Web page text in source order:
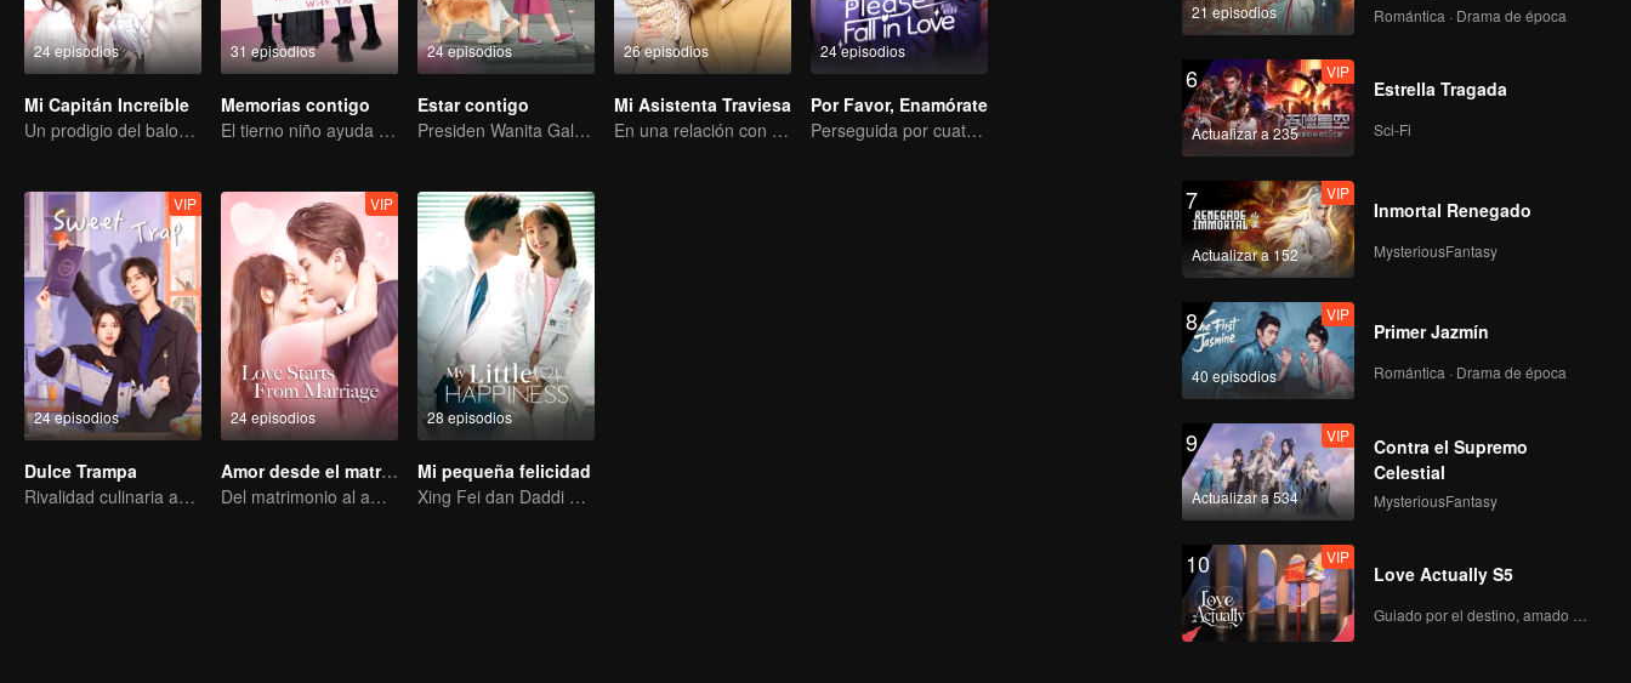
24 episodios
Mi Capitán Increíble
Un prodigio del baloncesto en busca del amor verdadero
31 episodios
Memorias contigo
El tierno niño ayuda a que sus falsos padres conviertan la farsa en realidad
24 episodios
Estar contigo
Presiden Wanita Galak Menggoda Anak Muda Sombong
26 episodios
Mi Asistenta Traviesa
En una relación con un ídolo
24 episodios
Por Favor, Enamórate
Perseguida por cuatro, debes elegir uno
24 episodios
VIP
Dulce Trampa
Rivalidad culinaria agridulce
24 episodios
VIP
Amor desde el matrimonio
Del matrimonio al amor - CEO y la novia de reemplazo
28 episodios
Mi pequeña felicidad
Xing Fei dan Daddi Tang: Kisah Cinta Manis
21 episodios Romántica · Drama de época
6
Actualizar a 235
VIP
Estrella Tragada
Sci-Fi
7
Actualizar a 152
VIP
Inmortal Renegado
MysteriousFantasy
8
40 episodios
VIP
Primer Jazmín
Romántica · Drama de época
9
Actualizar a 534
VIP
Contra el Supremo
Celestial
MysteriousFantasy
10 VIP
Love Actually S5